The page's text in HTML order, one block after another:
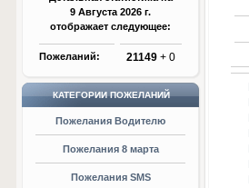
9 Августа 2026 г.
отображает следующее:
Пожеланий: 21149 + 0
КАТЕГОРИИ ПОЖЕЛАНИЙ
Пожелания Водителю
Пожелания 8 марта
Пожелания SMS